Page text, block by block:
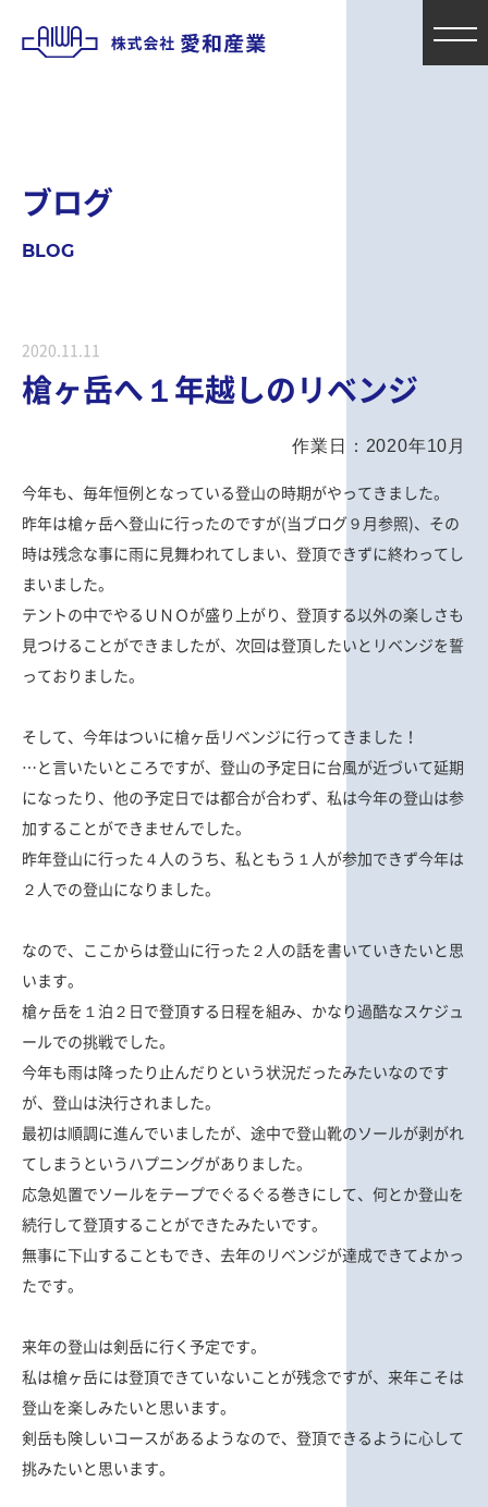
ブログ
BLOG
2020.11.11
槍ヶ岳へ１年越しのリベンジ
作業日：2020年10月
今年も、毎年恒例となっている登山の時期がやってきました。
昨年は槍ヶ岳へ登山に行ったのですが(当ブログ９月参照)、その
時は残念な事に雨に見舞われてしまい、登頂できずに終わってし
まいました。
テントの中でやるＵＮＯが盛り上がり、登頂する以外の楽しさも
見つけることができましたが、次回は登頂したいとリベンジを誓
っておりました。
そして、今年はついに槍ヶ岳リベンジに行ってきました！
…と言いたいところですが、登山の予定日に台風が近づいて延期
になったり、他の予定日では都合が合わず、私は今年の登山は参
加することができませんでした。
昨年登山に行った４人のうち、私ともう１人が参加できず今年は
２人での登山になりました。
なので、ここからは登山に行った２人の話を書いていきたいと思
います。
槍ヶ岳を１泊２日で登頂する日程を組み、かなり過酷なスケジュ
ールでの挑戦でした。
今年も雨は降ったり止んだりという状況だったみたいなのです
が、登山は決行されました。
最初は順調に進んでいましたが、途中で登山靴のソールが剥がれ
てしまうというハプニングがありました。
応急処置でソールをテープでぐるぐる巻きにして、何とか登山を
続行して登頂することができたみたいです。
無事に下山することもでき、去年のリベンジが達成できてよかっ
たです。
来年の登山は剣岳に行く予定です。
私は槍ヶ岳には登頂できていないことが残念ですが、来年こそは
登山を楽しみたいと思います。
剣岳も険しいコースがあるようなので、登頂できるように心して
挑みたいと思います。